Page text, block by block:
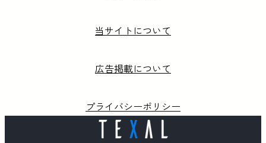
当サイトについて
広告掲載について
プライバシーポリシー